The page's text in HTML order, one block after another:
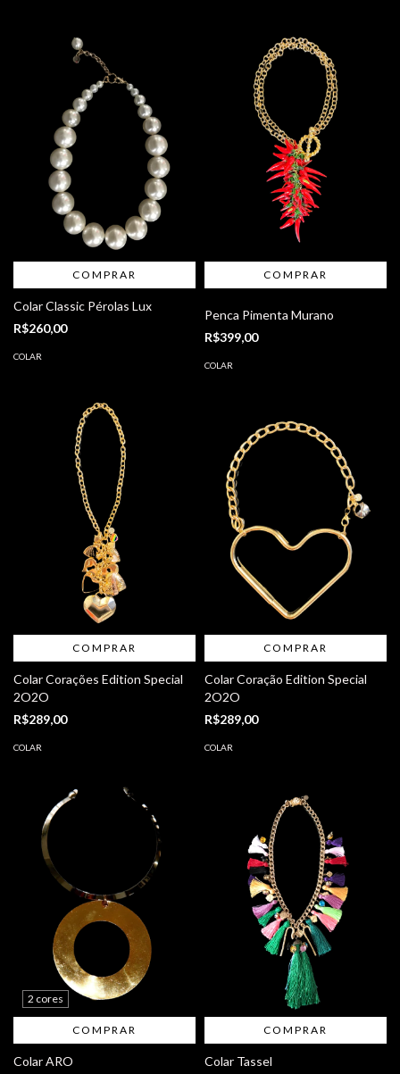
COMPRAR
Colar Classic Pérolas Lux
R$260,00
COLAR
Penca Pimenta Murano
R$399,00
COLAR
COMPRAR
Colar Corações Edition Special
2O2O
R$289,00
COLAR
COMPRAR
Colar Coração Edition Special
2O2O
R$289,00
COLAR
2 cores
COMPRAR
Colar ARO
COMPRAR
Colar Tassel